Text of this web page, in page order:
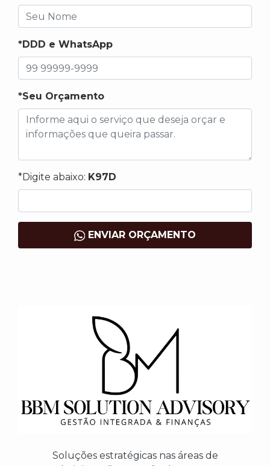
*DDD e WhatsApp
*Seu Orçamento
*Digite abaixo: K97D
ENVIAR ORÇAMENTO
Soluções estratégicas nas áreas de